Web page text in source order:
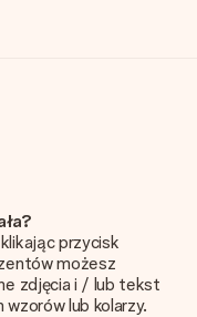
przycisk
możesz
zdjęcia i / lub tekst
lub kolarzy.